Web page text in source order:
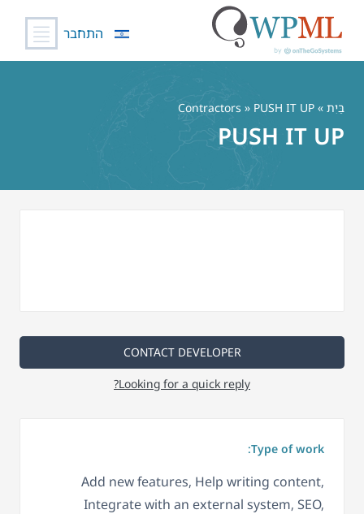
התחבר
בַּיִת »
Contractors » PUSH IT UP
PUSH IT UP
CONTACT DEVELOPER
Looking for a quick reply?
Type of work:
Add new features, Help writing content,
Integrate with an external system, SEO,